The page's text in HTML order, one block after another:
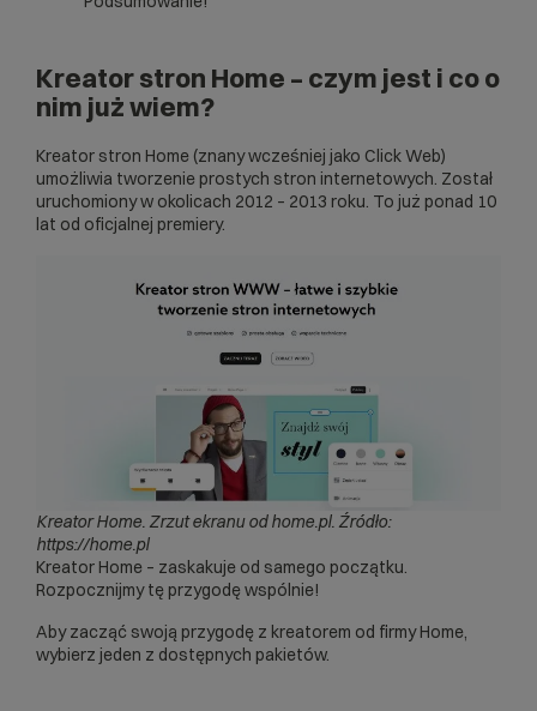
Kreator stron Home – czym jest i co o
nim już wiem?
Kreator stron Home (znany wcześniej jako Click Web)
umożliwia tworzenie prostych stron internetowych. Został
uruchomiony w okolicach 2012 – 2013 roku. To już ponad 10
lat od oficjalnej premiery.
Kreator Home. Zrzut ekranu od home.pl. Źródło:
https://home.pl
Kreator Home – zaskakuje od samego początku.
Rozpocznijmy tę przygodę wspólnie!
Aby zacząć swoją przygodę z kreatorem od firmy Home,
wybierz jeden z dostępnych pakietów.